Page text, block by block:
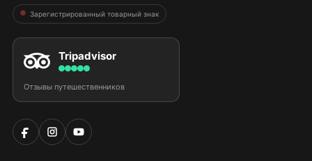
Зарегистрированный товарный знак
Tripadvisor
Отзывы путешественников